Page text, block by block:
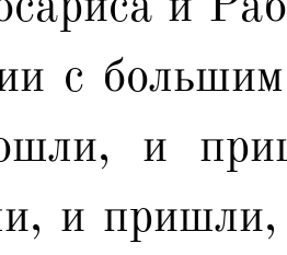
с
и
и пришли,